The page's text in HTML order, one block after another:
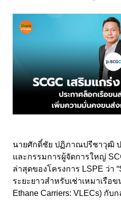
นายศักดิ์ชัย ปฏิภาณปรีชาวุฒิ
และกรรมการผู้จัดการใหญ่
ล่าสุดของโครงการ LSPE ว่า
ระยะยาวสำหรับเช่าเหมาเรือ
Ethane Carriers: VLECs) กับ